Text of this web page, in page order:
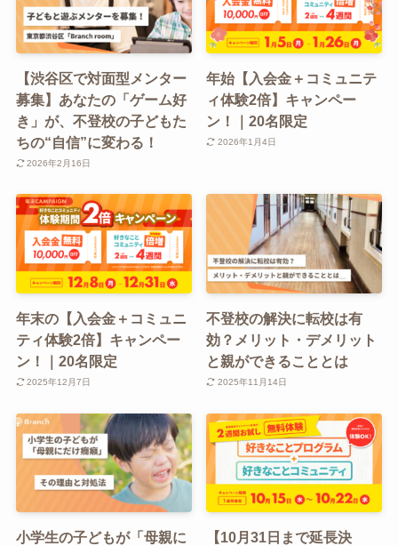
【渋谷区で対面型メンター
募集】あなたの「ゲーム好
き」が、不登校の子どもた
ちの“自信”に変わる！
2026年2月16日
年始【入会金＋コミュニテ
ィ体験2倍】キャンペー
ン！｜20名限定
2026年1月4日
年末の【入会金＋コミュニ
ティ体験2倍】キャンペー
ン！｜20名限定
2025年12月7日
不登校の解決に転校は有
効？メリット・デメリット
と親ができることとは
2025年11月14日
小学生の子どもが「母親に 【10月31日まで延長決